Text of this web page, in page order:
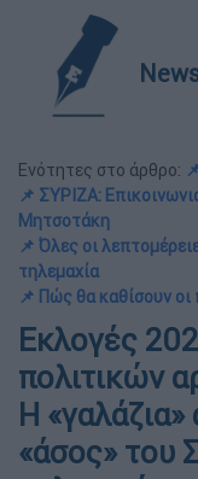
Ενότητες στο άρθρο:
📌 ΣΥΡΙΖΑ:
Μητσοτάκη
📌 Όλες οι
τηλεμαχία
📌 Πώς θα καθίσουν οι
Εκλογές
πολιτικών
Η
«άσος» του